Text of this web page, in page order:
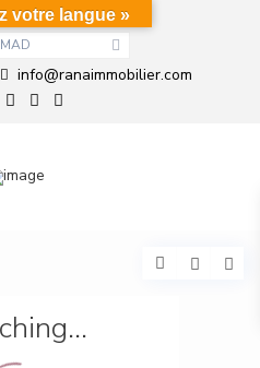
MAD
info@ranaimmobilier.com
votre langue »